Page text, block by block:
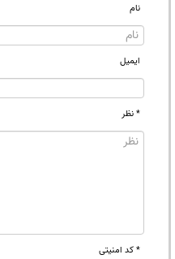
نام
ایمیل
* نظر
* کد امنیتی